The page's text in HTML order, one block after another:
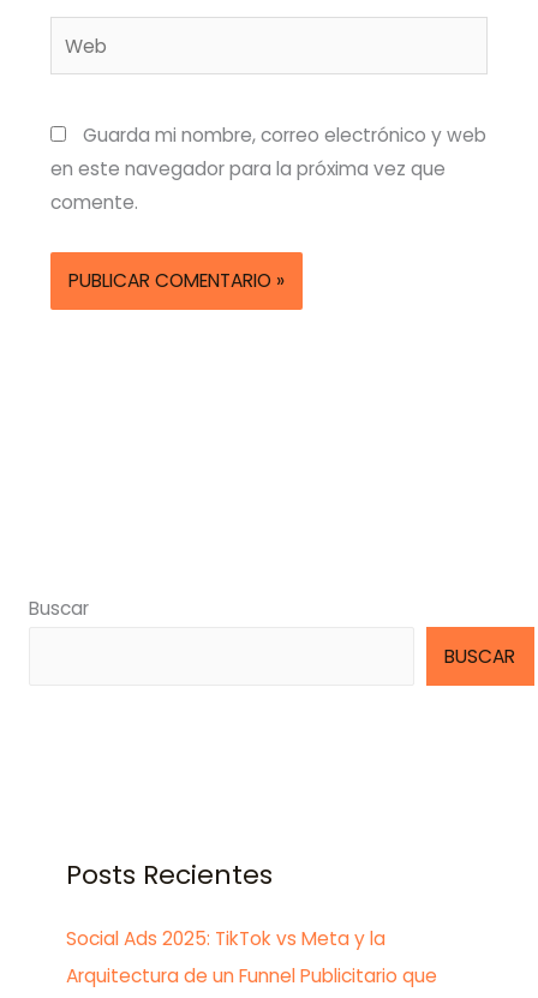
Guarda mi nombre, correo electrónico y web
en este navegador para la próxima vez que
comente.
Buscar
BUSCAR
Posts Recientes
Social Ads 2025: TikTok vs Meta y la
Arquitectura de un Funnel Publicitario que